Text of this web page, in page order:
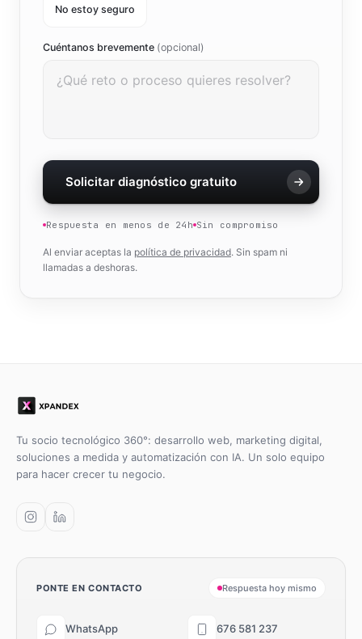
No estoy seguro
Cuéntanos brevemente (opcional)
Solicitar diagnóstico gratuito
Respuesta en menos de 24h Sin compromiso
Al enviar aceptas la política de privacidad. Sin spam ni
llamadas a deshoras.
Tu socio tecnológico 360°: desarrollo web, marketing digital,
soluciones a medida y automatización con IA. Un solo equipo
para hacer crecer tu negocio.
PONTE EN CONTACTO Respuesta hoy mismo
WhatsApp 676 581 237